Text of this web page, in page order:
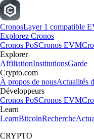
CronosLayer 1 compatible
Explorez Cronos
Cronos PoSCronos EVM
Explorer
AffiliationInstitutionsGarde
Crypto.com
À propos de nousActualités
Développeurs
Cronos PoSCronos EVM
Learn
LearnBitcoinRecherche
CRYPTO